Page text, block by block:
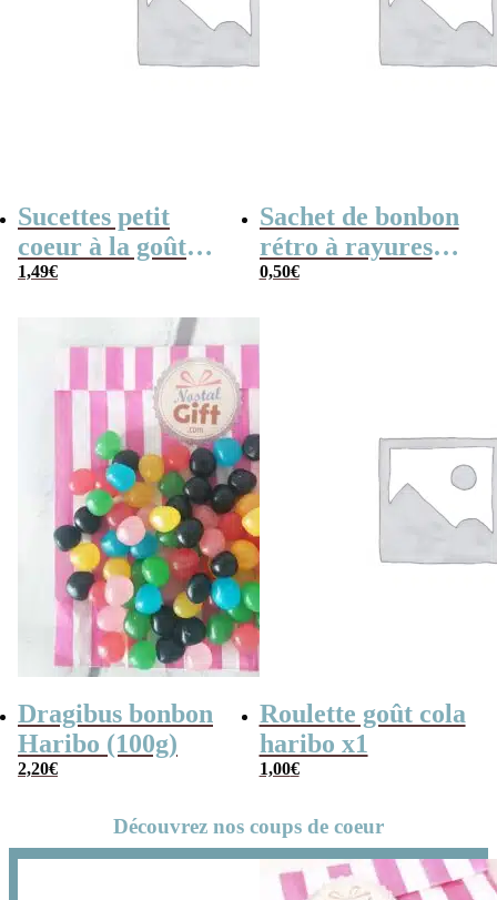
Sucettes petit
coeur à la goût
cerise x5
1,49€
Sachet de bonbon
rétro à rayures
roses et blanches
0,50€
Dragibus bonbon
Haribo (100g)
2,20€
Roulette goût cola
haribo x1
1,00€
Découvrez nos coups de coeur